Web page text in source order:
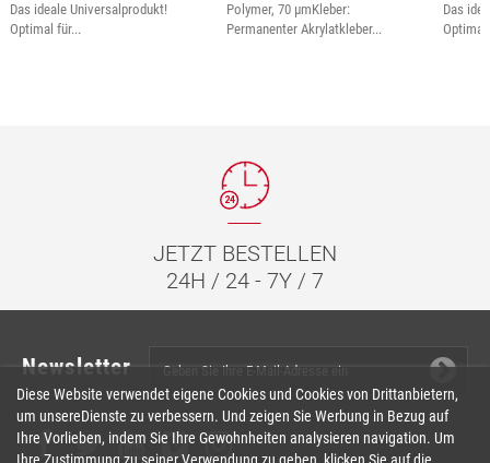
Das ideale Universalprodukt!
Optimal für...
Polymer, 70 µmKleber:
Permanenter Akrylatkleber...
Das
Optimal
JETZT BESTELLEN
24H / 24 - 7Y / 7
Newsletter
Diese Website verwendet eigene Cookies und Cookies von Drittanbietern,
um unsereDienste zu verbessern. Und zeigen Sie Werbung in Bezug auf
Ihre Vorlieben, indem Sie Ihre Gewohnheiten analysieren navigation. Um